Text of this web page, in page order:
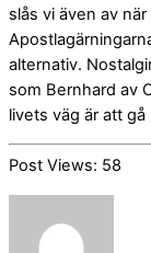
slås vi även av
alternativ.
som Bernhard av
livets väg är att gå
Post Views: 58